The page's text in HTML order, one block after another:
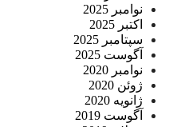
نوامبر 2025
اکتبر 2025
سپتامبر 2025
آگوست 2025
نوامبر 2020
ژوئن 2020
ژانویه 2020
آگوست 2019